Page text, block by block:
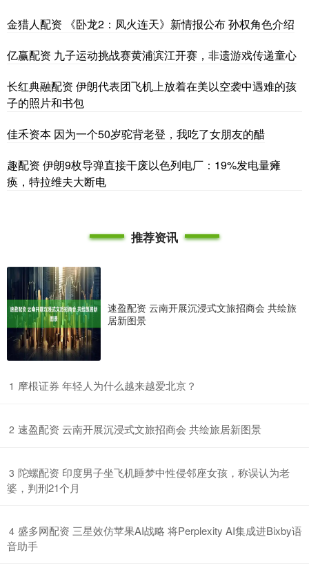
金猎人配资 《卧龙2：凤火连天》新情报公布 孙权角色介绍
亿赢配资 九子运动挑战赛黄浦滨江开赛，非遗游戏传递童心
长红典融配资 伊朗代表团飞机上放着在美以空袭中遇难的孩
子的照片和书包
佳禾资本 因为一个50岁驼背老登，我吃了女朋友的醋
趣配资 伊朗9枚导弹直接干废以色列电厂：19%发电量瘫
痪，特拉维夫大断电
推荐资讯
速盈配资 云南开展沉浸式文旅招商会 共绘旅
居新图景
1 ​摩根证券 年轻人为什么越来越爱北京？
2 ​速盈配资 云南开展沉浸式文旅招商会 共绘旅居新图景
3 ​陀螺配资 印度男子坐飞机睡梦中性侵邻座女孩，称误认为老
婆，判刑21个月
4 ​盛多网配资 三星效仿苹果AI战略 将Perplexity AI集成进Bixby语
音助手